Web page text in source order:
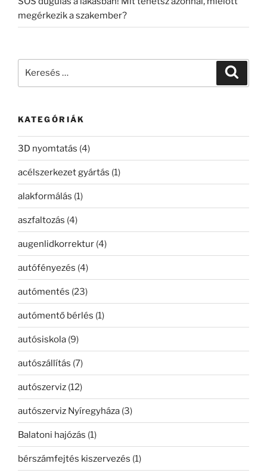
megérkezik a szakember?
KATEGÓRIÁK
3D nyomtatás (4)
acélszerkezet gyártás (1)
alakformálás (1)
aszfaltozás (4)
augenlidkorrektur (4)
autófényezés (4)
autómentés (23)
autómentő bérlés (1)
autósiskola (9)
autószállítás (7)
autószerviz (12)
autószerviz Nyíregyháza (3)
Balatoni hajózás (1)
bérszámfejtés kiszervezés (1)